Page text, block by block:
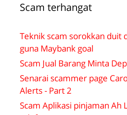
Scam terhangat
Teknik scam sorokkan duit
guna Maybank goal
Scam Jual Barang Minta
Senarai scammer page
Alerts - Part 2
Scam Aplikasi pinjaman Ah